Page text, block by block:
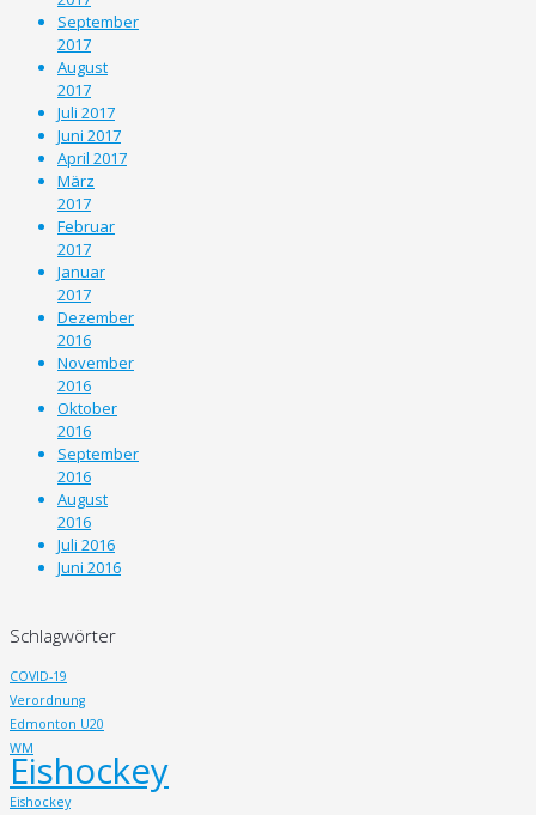
September
2017
August
2017
Juli 2017
Juni 2017
April 2017
März
2017
Februar
2017
Januar
2017
Dezember
2016
November
2016
Oktober
2016
September
2016
August
2016
Juli 2016
Juni 2016
Schlagwörter
COVID-19
Verordnung
Edmonton U20
WM
Eishockey
Eishockey